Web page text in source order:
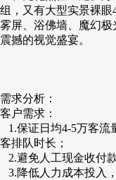
组，又有大型实景裸
雾屏、浴佛墙、魔幻
震撼的视觉盛宴。
需求分析：
客户需求：
1.保证日均4-5万客流
客排队时长；
2.避免人工现金收付
3.降低人力成本投入